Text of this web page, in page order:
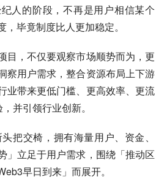
人的阶段，不再是用户相信某个
毕竟制度比人更加稳定。
目，不仅要观察市场顺势而为，更
察用户需求，整合资源布局上下游
业带来更低门槛、更高效率、更流
并引领行业创新。
把交椅，拥有海量用户、资金、
」立足于用户需求，围绕「推动区
早日到来」而展开。